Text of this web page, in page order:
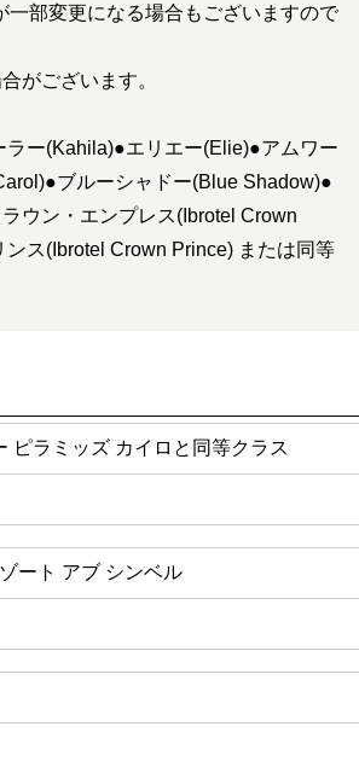
一部変更になる場合もございますので
がございます。
ー(Kahila)●エリエー(Elie)●アムワー
ブルーシャドー(Blue Shadow)●
ウン・エンプレス(Ibrotel Crown
ス(Ibrotel Crown Prince) または同等
ピラミッズ カイロと同等クラス
ート アブ シンベル